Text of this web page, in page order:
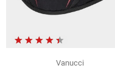
Vanucci